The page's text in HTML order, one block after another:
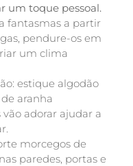
um toque pessoal.
fantasmas a partir
pendure-os em
um clima
estique algodão
aranha
vão adorar ajudar a
morcegos de
paredes, portas e